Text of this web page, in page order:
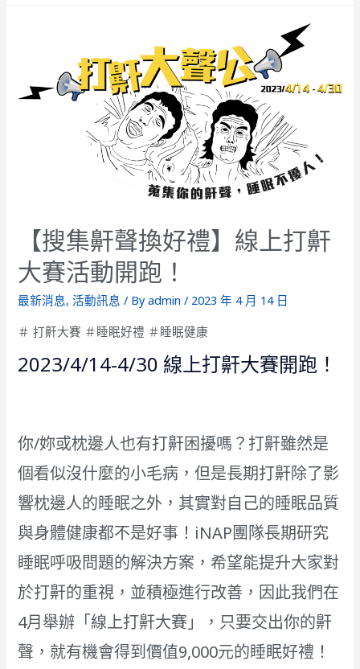
【搜集鼾聲換好禮】線上打鼾
大賽活動開跑！
最新消息,活動訊息 / Byadmin / 2023 年 4 月 14 日
＃ 打鼾大賽 ＃睡眠好禮 ＃睡眠健康
2023/4/14-4/30 線上打鼾大賽開跑！
你/妳或枕邊人也有打鼾困擾嗎？打鼾雖然是
個看似沒什麼的小毛病，但是長期打鼾除了影
響枕邊人的睡眠之外，其實對自己的睡眠品質
與身體健康都不是好事！iNAP團隊長期研究
睡眠呼吸問題的解決方案，希望能提升大家對
於打鼾的重視，並積極進行改善，因此我們在
4月舉辦「線上打鼾大賽」，只要交出你的鼾
聲，就有機會得到價值9,000元的睡眠好禮！